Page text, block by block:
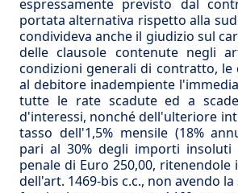
espressamente previsto dal
portata alternativa rispetto alla
condivideva anche il giudizio sul
delle clausole contenute negli
condizioni generali di contratto, le
al debitore inadempiente
tutte le rate scadute ed a
d'interessi, nonché dell'ulteriore
tasso dell'1,5% mensile (18%
pari al 30% degli importi
penale di Euro 250,00, ritenendole
dell'art. 1469-bis c.c., non avendo